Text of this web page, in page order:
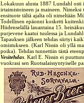
Lokakuun alusta 1887 Lundahl osti
irtaimistoineen ja maineen. Nimeksi
ensituote tältä ajalta oli nimeltään
Todellinen epäonni kosketti
Hiidenselällä lauantaina 15.
purjevene kaatui tuulessa ja
Tapauksen jälkeen tehdas siirtyi
omistukseen. (Karl Nissin oli yllä
poika). Tehdas tunnettiin tästä
Vesitehdas . Karl E. Nissin ei
vuokrasi sen Ruotsalaissyntyiselle